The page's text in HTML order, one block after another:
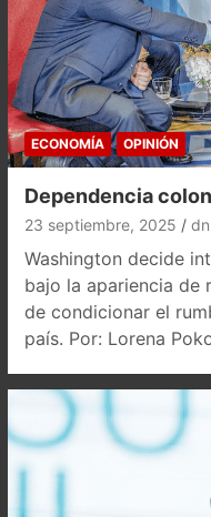
ECONOMÍA OPINIÓN
Dependencia
23 septiembre, 2025 dn
Washington decide
bajo la apariencia de
de condicionar el
país. Por: Lorena